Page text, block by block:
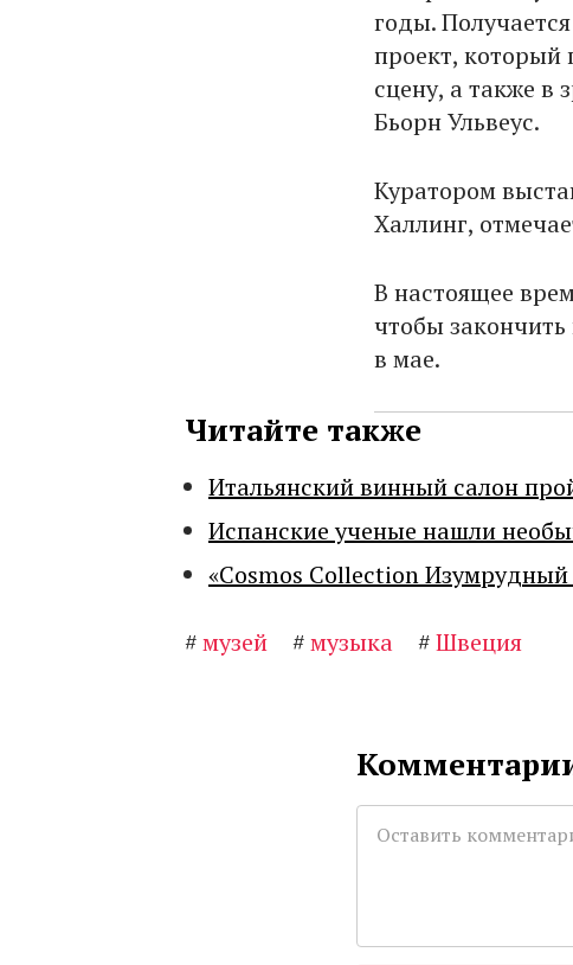
годы.
проект, который
сцену, а также в
Бьорн Ульвеус.
Куратором
Халлинг,
В настоящее
чтобы
в мае.
Читайте также
Итальянский винный салон
Испанские ученые нашли
«Cosmos Collection Изумрудный
#музей #музыка #Швеция